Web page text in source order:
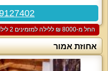
052-
החל מ-‏8000 ₪ ללילה למזמינים 2 לילות בסופ"ש הקרוב
אחוזת אמור